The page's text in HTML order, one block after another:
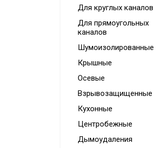
Для круглых каналов
Для прямоугольных
каналов
Шумоизолированные
Крышные
Осевые
Взрывозащищенные
Кухонные
Центробежные
Дымоудаления